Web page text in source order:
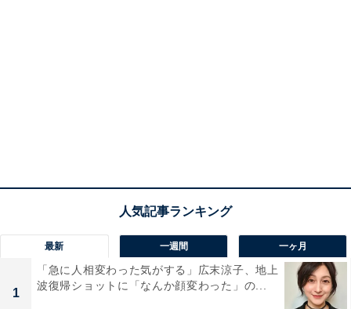
最新 一週間 一ヶ月
1
「急に人相変わった気がする」広末涼子、地上
波復帰ショットに「なんか顔変わった」の...